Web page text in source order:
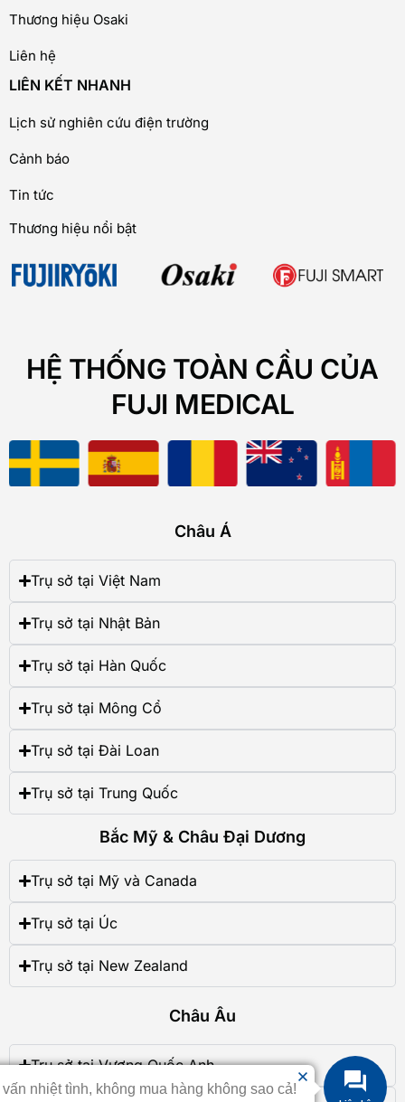
Thương hiệu Osaki
Liên hệ
LIÊN KẾT NHANH
Lịch sử nghiên cứu điện trường
Cảnh báo
Tin tức
Thương hiệu nổi bật
HỆ THỐNG TOÀN CẦU CỦA
FUJI MEDICAL
Châu Á
Trụ sở tại Việt Nam
Trụ sở tại Nhật Bản
Trụ sở tại Hàn Quốc
Trụ sở tại Mông Cổ
Trụ sở tại Đài Loan
Trụ sở tại Trung Quốc
Bắc Mỹ & Châu Đại Dương
Trụ sở tại Mỹ và Canada
Trụ sở tại Úc
Trụ sở tại New Zealand
Châu Âu
Trụ sở tại Vương Quốc Anh
nhiệt tình, không mua hàng không sao cả!